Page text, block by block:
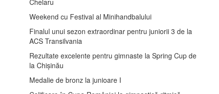
Weekend cu Festival al Minihandbalului
Finalul unui sezon extraordinar pentru juniorii 3 de la
ACS Transilvania
Rezultate excelente pentru gimnaste la Spring Cup de
la Chișinău
Medalie de bronz la junioare I